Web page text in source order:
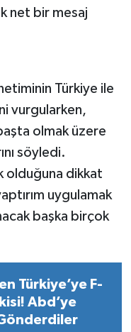
net bir mesaj
Türkiye ile
vurgularken,
olmak üzere
söyledi.
olduğuna dikkat
uygulamak
başka birçok
Türkiye’ye F-
Abd’ye